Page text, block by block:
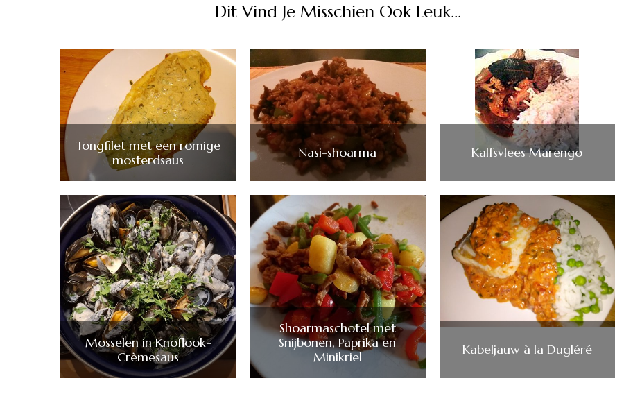
Dit Vind Je Misschien Ook Leuk...
Tongfilet met een romige
mosterdsaus
Nasi-shoarma Kalfsvlees Marengo
Mosselen in Knoflook-
Crèmesaus
Shoarmaschotel met
Snijbonen, Paprika en
Minikriel
Kabeljauw à la Dugléré